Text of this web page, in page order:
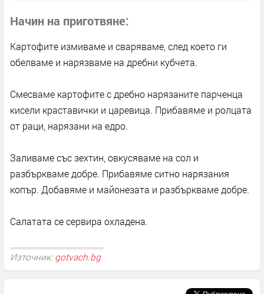
Начин на приготвяне
Картофите измиваме и сваряваме, след което ги
обелваме и нарязваме на дребни кубчета.
Смесваме картофите с дребно нарязаните парченца
кисели краставички и царевица. Прибавяме и ролцата
от раци, нарязани на едро.
Заливаме със зехтин, овкусяваме на сол и
разбъркваме добре. Прибавяме ситно нарязания
копър. Добавяме и майонезата и разбъркваме добре.
Салатата се сервира охладена.
Източник: gotvach.bg